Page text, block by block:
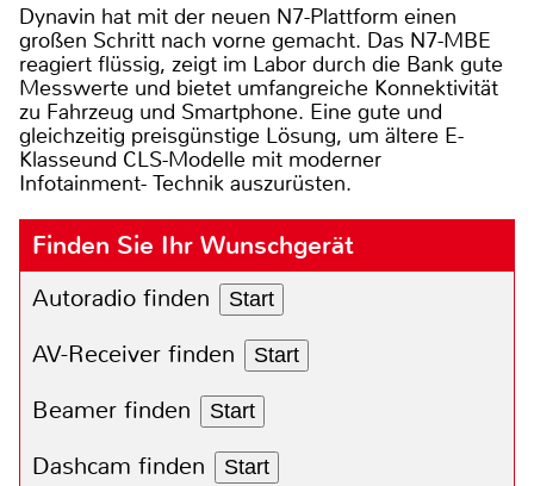
Dynavin hat mit der neuen N7-Plattform einen
großen Schritt nach vorne gemacht. Das N7-MBE
reagiert flüssig, zeigt im Labor durch die Bank gute
Messwerte und bietet umfangreiche Konnektivität
zu Fahrzeug und Smartphone. Eine gute und
gleichzeitig preisgünstige Lösung, um ältere E-
Klasseund CLS-Modelle mit moderner
Infotainment- Technik auszurüsten.
Finden Sie Ihr Wunschgerät
Autoradio finden Start
AV-Receiver finden Start
Beamer finden Start
Dashcam finden Start